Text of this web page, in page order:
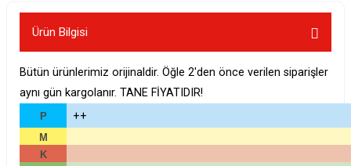
Ürün Bilgisi
Bütün ürünlerimiz orijinaldir. Öğle 2'den önce verilen siparişler
aynı gün kargolanır. TANE FİYATIDIR!
P ++
M
K